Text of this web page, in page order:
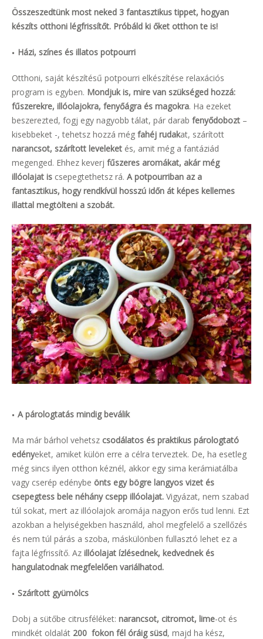
Összeszedtünk most neked 3 fantasztikus tippet, hogyan
készíts otthoni légfrissítőt. Próbáld ki őket otthon te is!
Házi, színes és illatos potpourri
Otthoni, saját készítésű potpourri elkészítése relaxációs
program is egyben. Mondjuk is, mire van szükséged hozzá:
fűszerekre, illóolajokra, fenyőágra és magokra. Ha ezeket
beszerezted, fogj egy nagyobb tálat, pár darab fenyődobozt –
kisebbeket -, tehetsz hozzá még fahéj rudakat, szárított
narancsot, szárított leveleket és, amit még a fantáziád
megenged. Ehhez keverj fűszeres aromákat, akár még
illóolajat is csepegtethetsz rá. A potpourriban az a
fantasztikus, hogy rendkívül hosszú időn át képes kellemes
illattal megtölteni a szobát.
A párologtatás mindig beválik
Ma már bárhol vehetsz csodálatos és praktikus párologtató
edényeket, amiket külön erre a célra terveztek. De, ha esetleg
még sincs ilyen otthon kéznél, akkor egy sima kerámiatálba
vagy cserép edénybe önts egy bögre langyos vizet és
csepegtess bele néhány csepp illóolajat. Vigyázat, nem szabad
túl sokat, mert az illóolajok aromája nagyon erős tud lenni. Ezt
azokban a helyiségekben használd, ahol megfelelő a szellőzés
és nem túl párás a szoba, máskülönben fullasztó lehet ez a
fajta légfrissítő. Az illóolajat ízlésednek, kedvednek és
hangulatodnak megfelelően variálhatod.
Szárított gyümölcs
Dobj a sütőbe citrusféléket: narancsot, citromot, lime-ot és
mindkét oldalát 200 fokon fél óráig süsd, majd ha kész,